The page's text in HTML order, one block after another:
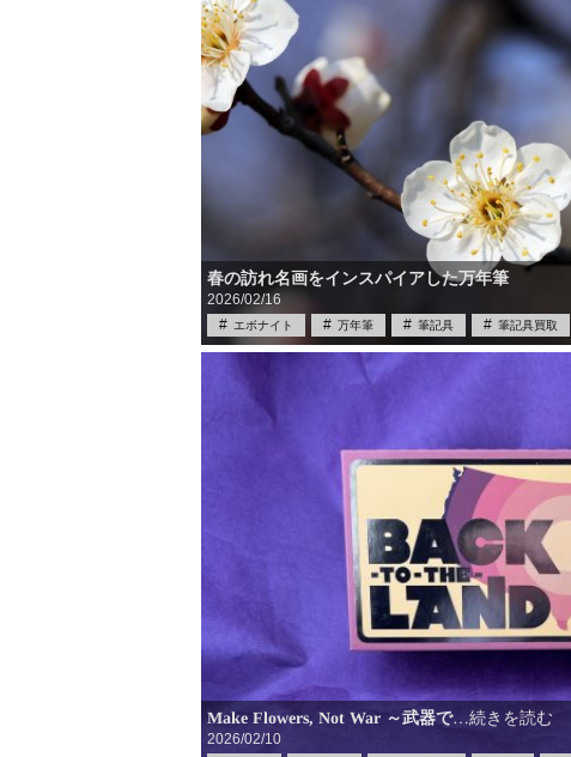
春の訪れ名画をインスパイアした万年筆
2026/02/16
エボナイト 万年筆 筆記具 筆記具買取
雑学
Make Flowers, Not War ～武器で…続きを読む
2026/02/10